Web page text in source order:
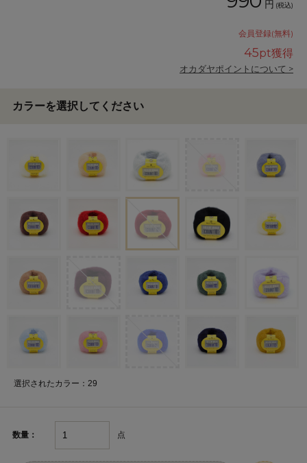
円 (税込)
会員登録(無料)
45pt獲得
オカダヤポイントについて >
カラーを選択してください
選択されたカラー：29
数量： 点